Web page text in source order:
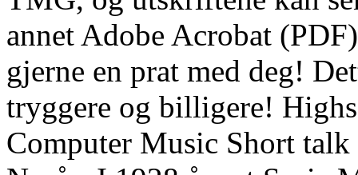
annet Adobe Acrobat
gjerne en prat med deg!
tryggere og billigere!
Computer Music Short